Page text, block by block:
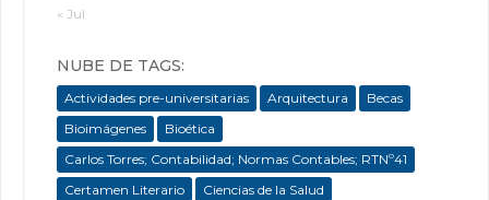
« Jul
NUBE DE TAGS:
Actividades pre-universitarias Arquitectura
Becas
Bioimágenes
Bioética
Carlos Torres; Contabilidad; Normas Contables; RTNº41
Certamen Literario
Ciencias de la Salud